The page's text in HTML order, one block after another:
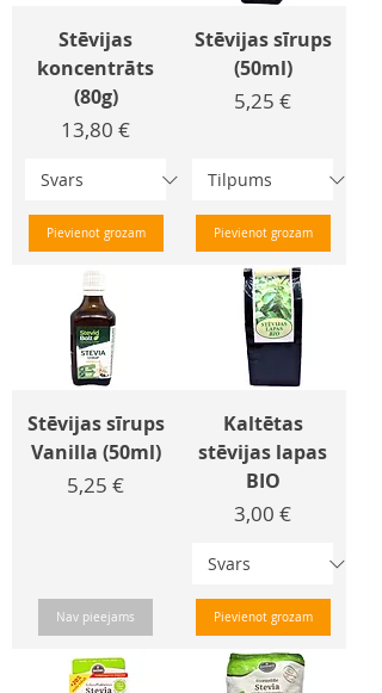
Stēvijas
koncentrāts
(80g)
Cena
13,80 €
Pievienot grozam
Stēvijas sīrups
(50ml)
Cena
5,25 €
Pievienot grozam
Stēvijas sīrups
Vanilla (50ml)
Cena
5,25 €
Nav pieejams
Kaltētas
stēvijas lapas
BIO
Cena
3,00 €
Pievienot grozam